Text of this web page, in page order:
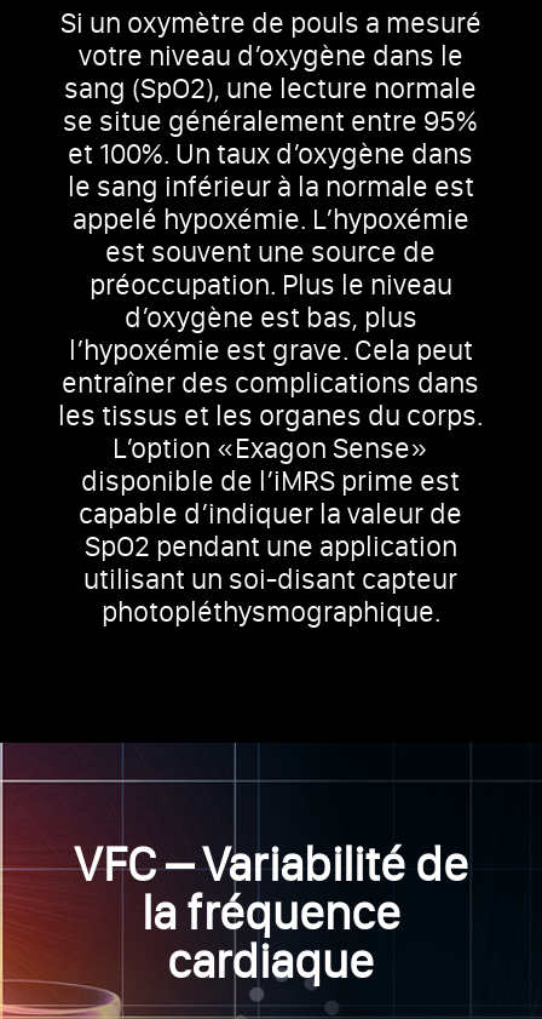
Si un oxymètre de pouls a mesuré
votre niveau d’oxygène dans le
sang (SpO2), une lecture normale
se situe généralement entre 95%
et 100%. Un taux d’oxygène dans
le sang inférieur à la normale est
appelé hypoxémie. L’hypoxémie
est souvent une source de
préoccupation. Plus le niveau
d’oxygène est bas, plus
l’hypoxémie est grave. Cela peut
entraîner des complications dans
les tissus et les organes du corps.
L’option «Exagon Sense»
disponible de l’iMRS prime est
capable d’indiquer la valeur de
SpO2 pendant une application
utilisant un soi-disant capteur
photopléthysmographique.
VFC – Variabilité de
la fréquence
cardiaque